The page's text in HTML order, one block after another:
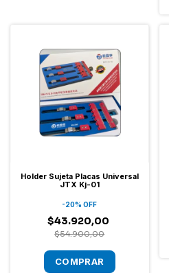
Holder Sujeta Placas Universal
JTX Kj-01
-20%OFF
$43.920,00
$54.900,00